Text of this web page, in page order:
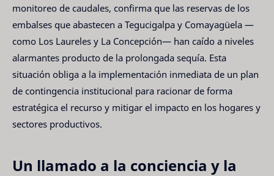
monitoreo de caudales, confirma que las reservas de los
embalses que abastecen a Tegucigalpa y Comayagüela —
como Los Laureles y La Concepción— han caído a niveles
alarmantes producto de la prolongada sequía. Esta
situación obliga a la implementación inmediata de un plan
de contingencia institucional para racionar de forma
estratégica el recurso y mitigar el impacto en los hogares y
sectores productivos.
Un llamado a la conciencia y la